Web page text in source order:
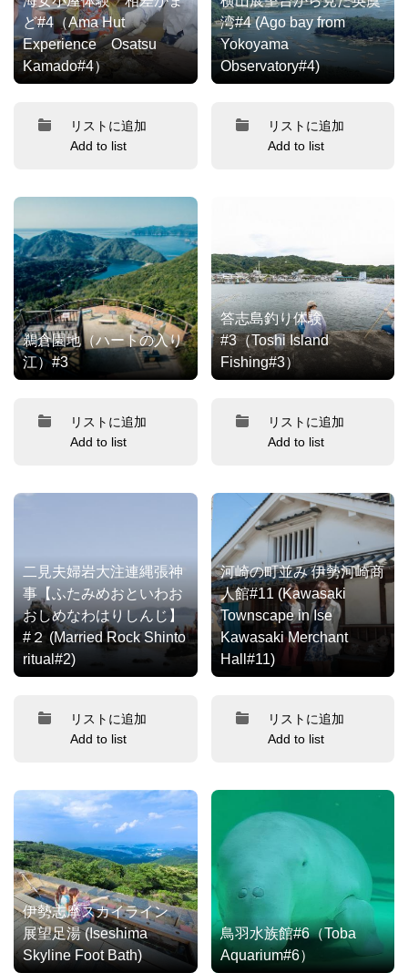
ど#4（Ama Hut
Experience Osatsu
Kamado#4）
リストに追加
Add to list
湾#4 (Ago bay from
Yokoyama
Observatory#4)
リストに追加
Add to list
鵜倉園地（ハートの入り
江）#3
リストに追加
Add to list
答志島釣り体験
#3（Toshi Island
Fishing#3）
リストに追加
Add to list
二見夫婦岩大注連縄張神
事【ふたみめおといわお
おしめなわはりしんじ】
#２ (Married Rock Shinto
ritual#2)
リストに追加
Add to list
河崎の町並み 伊勢河崎商
人館#11 (Kawasaki
Townscape in Ise
Kawasaki Merchant
Hall#11)
リストに追加
Add to list
伊勢志摩スカイライン
展望足湯 (Iseshima
Skyline Foot Bath)
鳥羽水族館#6（Toba
Aquarium#6）